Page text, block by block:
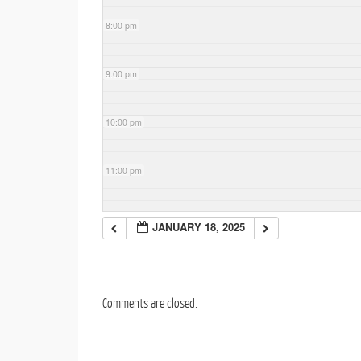
8:00 pm
9:00 pm
10:00 pm
11:00 pm
JANUARY 18, 2025
Comments are closed.